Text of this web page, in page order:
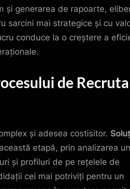
și generarea de rapoarte,
sarcini mai strategice și cu
conduce la o creștere a
de
și adesea costisitor.
etapă, prin analizarea
și profiluri de pe rețelele de
cei mai potriviți pentru un